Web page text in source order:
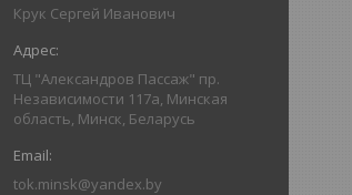
Крук Сергей Иванович
ТЦ "Александров Пассаж" пр.
Независимости 117а, Минская
область, Минск, Беларусь
tok.minsk@yandex.by